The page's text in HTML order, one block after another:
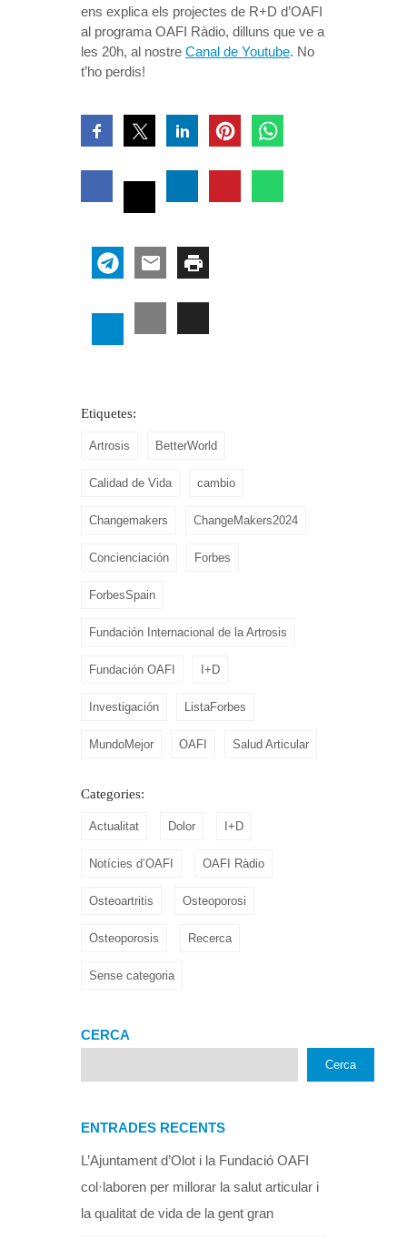
ens explica els projectes de R+D d’OAFI
al programa OAFI Ràdio, dilluns que ve a
les 20h, al nostre Canal de Youtube. No
t’ho perdis!
Etiquetes:
Artrosis BetterWorld
Calidad de Vida cambio
Changemakers ChangeMakers2024
Concienciación Forbes
ForbesSpain
Fundación Internacional de la Artrosis
Fundación OAFI I+D
Investigación ListaForbes
MundoMejor OAFI Salud Articular
Categories:
Actualitat Dolor I+D
Notícies d’OAFI OAFI Ràdio
Osteoartritis Osteoporosi
Osteoporosis Recerca
Sense categoria
CERCA
Cerca
ENTRADES RECENTS
L’Ajuntament d’Olot i la Fundació OAFI
col·laboren per millorar la salut articular i
la qualitat de vida de la gent gran